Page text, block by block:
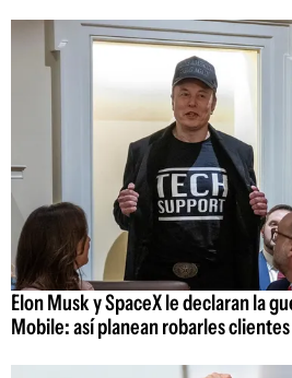
Elon Musk y SpaceX le declaran la
Mobile: así planean robarles clientes